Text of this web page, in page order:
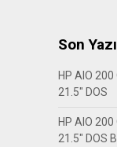
Son
HP AIO
21.5″ DOS
HP AIO
21.5″ DOS